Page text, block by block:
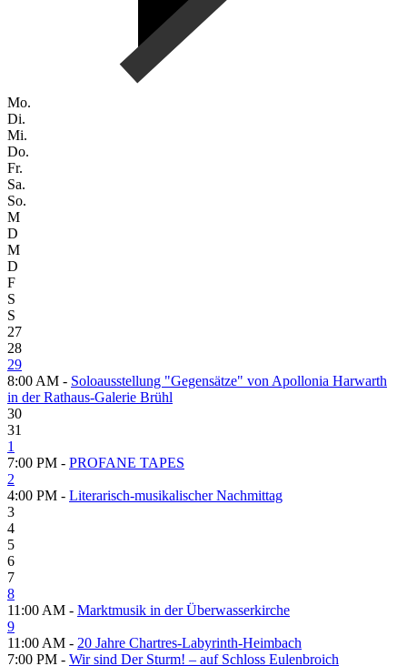
Mo.
Di.
Mi.
Do.
Fr.
Sa.
So.
M
D
M
D
F
S
S
27
28
29
8:00 AM - Soloausstellung "Gegensätze" von Apollonia Harwarth
in der Rathaus-Galerie Brühl
30
31
1
7:00 PM - PROFANE TAPES
2
4:00 PM - Literarisch-musikalischer Nachmittag
3
4
5
6
7
8
11:00 AM - Marktmusik in der Überwasserkirche
9
11:00 AM - 20 Jahre Chartres-Labyrinth-Heimbach
7:00 PM - Wir sind Der Sturm! – auf Schloss Eulenbroich